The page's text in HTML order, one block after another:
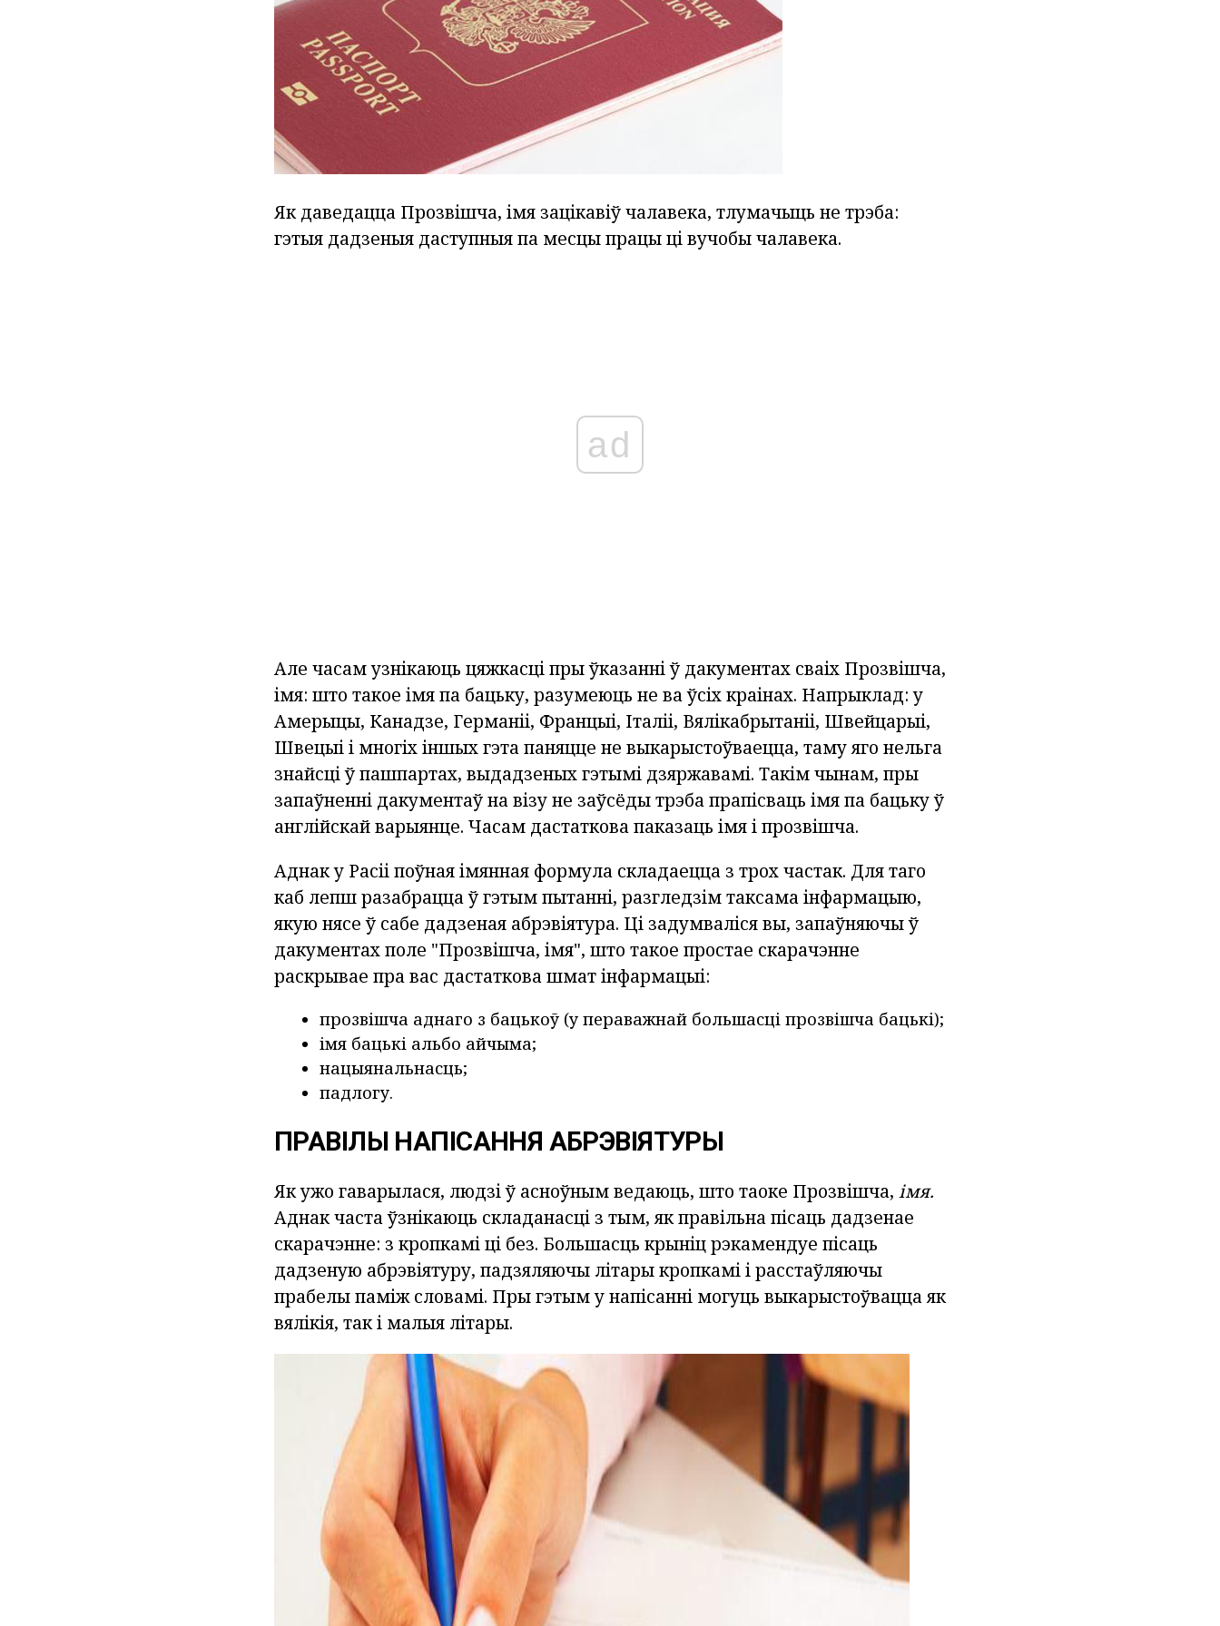
Як даведацца Прозвішча, імя зацікавіў чалавека, тлумачыць не трэба:
гэтыя дадзеныя даступныя па месцы працы ці вучобы чалавека.
ad
Але часам узнікаюць цяжкасці пры ўказанні ў дакументах сваіх Прозвішча,
імя: што такое імя па бацьку, разумеюць не ва ўсіх краінах. Напрыклад: у
Амерыцы, Канадзе, Германіі, Францыі, Італіі, Вялікабрытаніі, Швейцарыі,
Швецыі і многіх іншых гэта паняцце не выкарыстоўваецца, таму яго нельга
знайсці ў пашпартах, выдадзеных гэтымі дзяржавамі. Такім чынам, пры
запаўненні дакументаў на візу не заўсёды трэба прапісваць імя па бацьку ў
англійскай варыянце. Часам дастаткова паказаць імя і прозвішча.
Аднак у Расіі поўная імянная формула складаецца з трох частак. Для таго
каб лепш разабрацца ў гэтым пытанні, разгледзім таксама інфармацыю,
якую нясе ў сабе дадзеная абрэвіятура. Ці задумваліся вы, запаўняючы ў
дакументах поле "Прозвішча, імя", што такое простае скарачэнне
раскрывае пра вас дастаткова шмат інфармацыі:
прозвішча аднаго з бацькоў (у пераважнай большасці прозвішча бацькі);
імя бацькі альбо айчыма;
нацыянальнасць;
падлогу.
ПРАВІЛЫ НАПІСАННЯ АБРЭВІЯТУРЫ
Як ужо гаварылася, людзі ў асноўным ведаюць, што таоке Прозвішча, імя.
Аднак часта ўзнікаюць складанасці з тым, як правільна пісаць дадзенае
скарачэнне: з кропкамі ці без. Большасць крыніц рэкамендуе пісаць
дадзеную абрэвіятуру, падзяляючы літары кропкамі і расстаўляючы
прабелы паміж словамі. Пры гэтым у напісанні могуць выкарыстоўвацца як
вялікія, так і малыя літары.